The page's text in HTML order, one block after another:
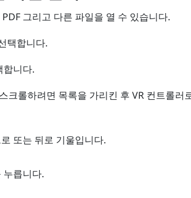
그리고 다른 파일을 열 수 있습니다.
택합니다.
합니다.
크롤하려면 목록을 가리킨 후 VR 컨트롤러
또는 뒤로 기울입니다.
누릅니다.